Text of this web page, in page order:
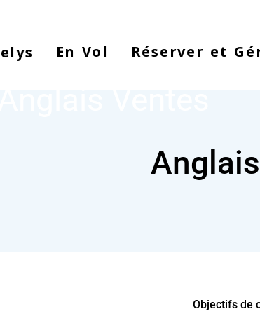
main
content
Réserver et
En Vol NODE
ANGLAIS VENTES
Objectifs de